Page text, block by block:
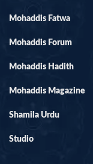
Mohaddis Fatwa
Mohaddis Forum
Mohaddis Hadith
Mohaddis Magazine
Shamila Urdu
Studio